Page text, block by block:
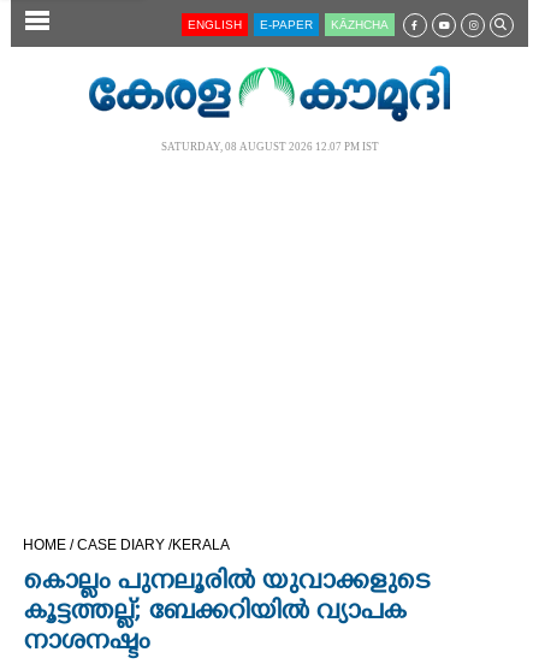
SECTIONS
OPINION
ENGLISH E-PAPER KĀZHCHA
SATURDAY, 08 AUGUST 2026 12.07 PM IST
HOME /CASE DIARY /KERALA
കൊല്ലം പുനലൂരില്‍ യുവാക്കളുടെ
കൂട്ടത്തല്ല്; ബേക്കറിയില്‍ വ്യാപക
നാശനഷ്ടം